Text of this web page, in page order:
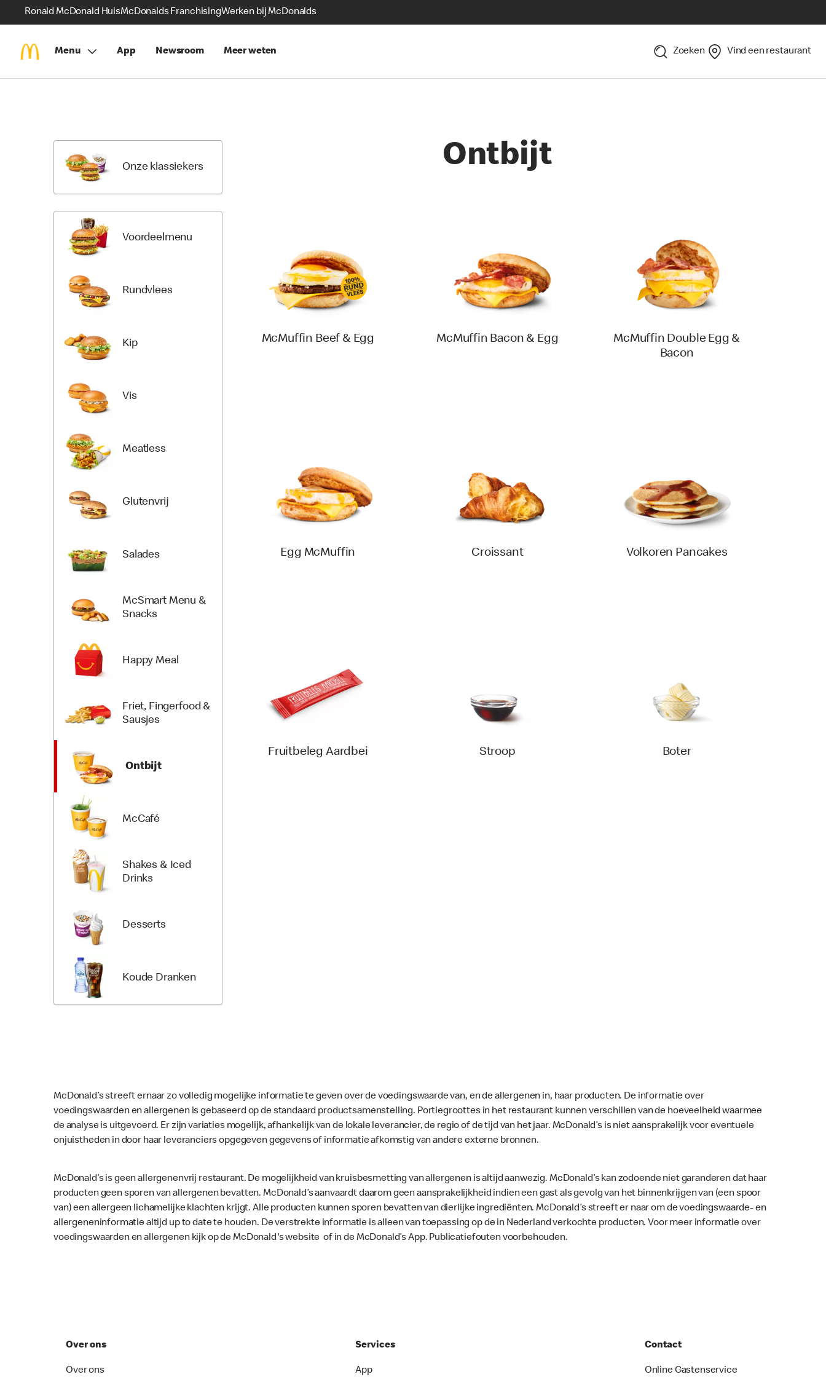
Ronald McDonald HuisMcDonalds FranchisingWerken bij McDonalds
Menu App Newsroom Meer weten Zoeken Vind een restaurant
Onze klassiekers
Voordeelmenu
Rundvlees
Kip
Vis
Meatless
Glutenvrij
Salades
McSmart Menu &
Snacks
Happy Meal
Friet, Fingerfood &
Sausjes
Ontbijt
McCafé
Shakes & Iced
Drinks
Desserts
Koude Dranken
Ontbijt
McMuffin Beef & Egg McMuffin Bacon & Egg
McMuffin Double Egg &
Bacon
Egg McMuffin Croissant Volkoren Pancakes
Fruitbeleg Aardbei Stroop Boter
McDonald’s streeft ernaar zo volledig mogelijke informatie te geven over de voedingswaarde van, en de allergenen in, haar producten. De informatie over
voedingswaarden en allergenen is gebaseerd op de standaard productsamenstelling. Portiegroottes in het restaurant kunnen verschillen van de hoeveelheid waarmee
de analyse is uitgevoerd. Er zijn variaties mogelijk, afhankelijk van de lokale leverancier, de regio of de tijd van het jaar. McDonald’s is niet aansprakelijk voor eventuele
onjuistheden in door haar leveranciers opgegeven gegevens of informatie afkomstig van andere externe bronnen.
McDonald’s is geen allergenenvrij restaurant. De mogelijkheid van kruisbesmetting van allergenen is altijd aanwezig. McDonald’s kan zodoende niet garanderen dat haar
producten geen sporen van allergenen bevatten. McDonald’s aanvaardt daarom geen aansprakelijkheid indien een gast als gevolg van het binnenkrijgen van (een spoor
van) een allergeen lichamelijke klachten krijgt. Alle producten kunnen sporen bevatten van dierlijke ingrediënten. McDonald’s streeft er naar om de voedingswaarde- en
allergeneninformatie altijd up to date te houden. De verstrekte informatie is alleen van toepassing op de in Nederland verkochte producten. Voor meer informatie over
voedingswaarden en allergenen kijk op de McDonald's website of in de McDonald’s App. Publicatiefouten voorbehouden.
Over ons
Over ons
Services
App
Contact
Online Gastenservice